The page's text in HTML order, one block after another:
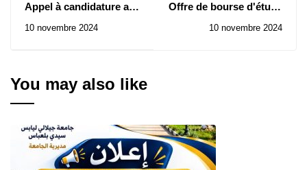
Appel à candidature au
2024 du prix UNESCO-
10 novembre 2024
Offre de bourse d'étude
L'Université Lucian
10 novembre 2024
You may also like